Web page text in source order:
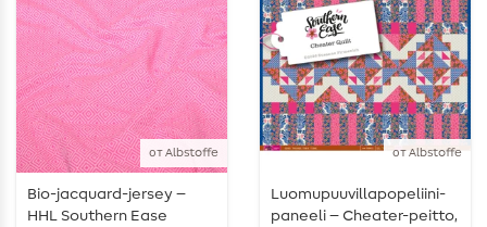
от Albstoffe
Bio-jacquard-jersey –
HHL Southern Ease
от Albstoffe
Luomupuuvillapopeliini-
paneeli – Cheater-peitto,